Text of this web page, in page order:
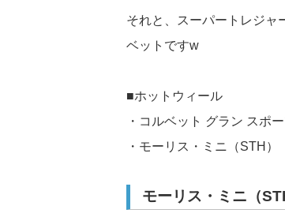
それと、スーパートレジャ
ベットですw
■ホットウィール
・コルベット グラン スポ
・モーリス・ミニ（STH）
モーリス・ミニ（